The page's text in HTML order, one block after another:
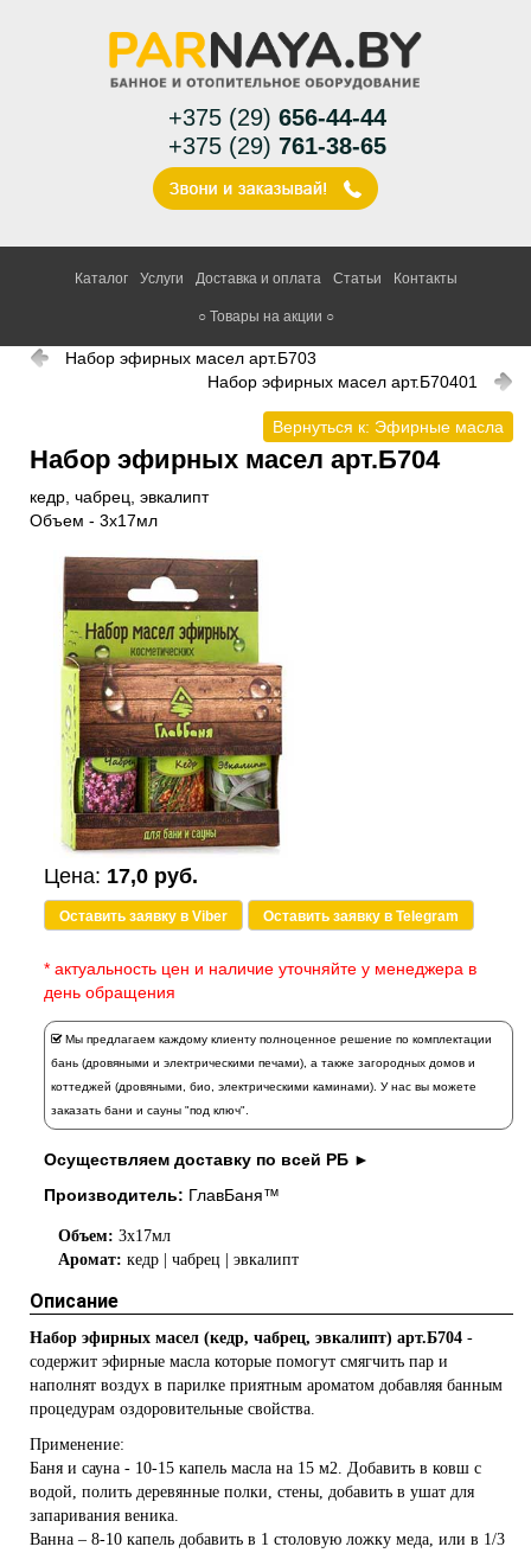
+375 (29) 656-44-44
+375 (29) 761-38-65
Каталог Услуги Доставка и оплата Статьи Контакты
○ Товары на акции ○
Набор эфирных масел арт.Б703
Набор эфирных масел арт.Б70401
Вернуться к: Эфирные масла
Набор эфирных масел арт.Б704
кедр, чабрец, эвкалипт
Объем - 3х17мл
Цена: 17,0 руб.
Оставить заявку в Viber Оставить заявку в Telegram
* актуальность цен и наличие уточняйте у менеджера в
день обращения
Мы предлагаем каждому клиенту полноценное решение по комплектации
бань (дровяными и электрическими печами), а также загородных домов и
коттеджей (дровяными, био, электрическими каминами). У нас вы можете
заказать бани и сауны "под ключ".
Осуществляем доставку по всей РБ ►
Производитель: ГлавБаня™
Объем: 3х17мл
Аромат: кедр | чабрец | эвкалипт
Описание
Набор эфирных масел (кедр, чабрец, эвкалипт) арт.Б704 -
содержит эфирные масла которые помогут смягчить пар и
наполнят воздух в парилке приятным ароматом добавляя банным
процедурам оздоровительные свойства.
Применение:
Баня и сауна - 10-15 капель масла на 15 м2. Добавить в ковш с
водой, полить деревянные полки, стены, добавить в ушат для
запаривания веника.
Ванна – 8-10 капель добавить в 1 столовую ложку меда, или в 1/3